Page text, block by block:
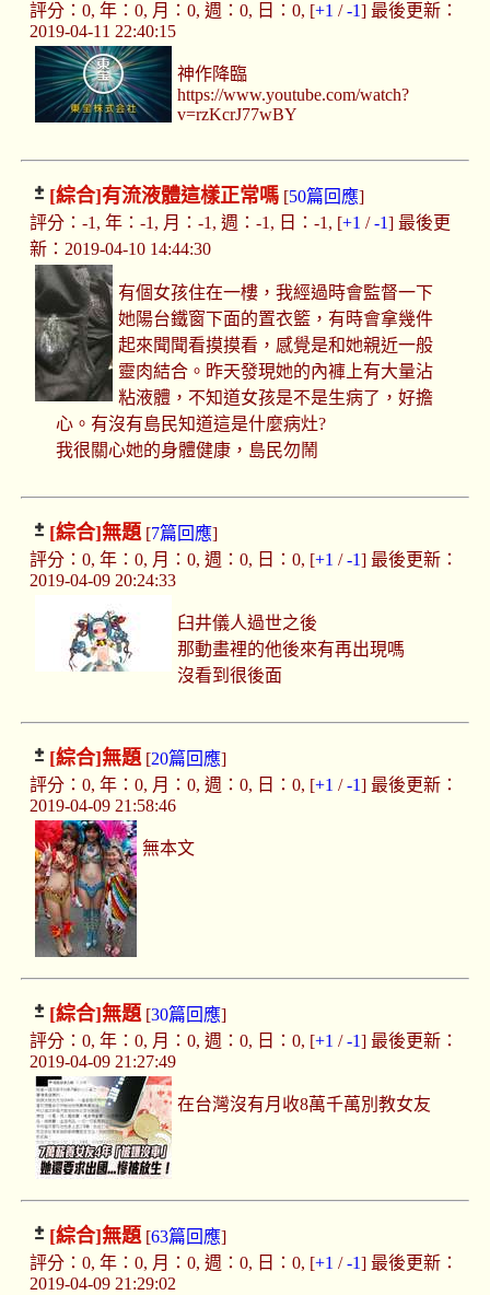
評分：0, 年：0, 月：0, 週：0, 日：0, [+1 /-1] 最後更新：
2019-04-11 22:40:15
神作降臨
https://www.youtube.com/watch?
v=rzKcrJ77wBY
[綜合]有流液體這樣正常嗎[50篇回應]
評分：-1, 年：-1, 月：-1, 週：-1, 日：-1, [+1 /-1] 最後更
新：2019-04-10 14:44:30
有個女孩住在一樓，我經過時會監督一下
她陽台鐵窗下面的置衣籃，有時會拿幾件
起來聞聞看摸摸看，感覺是和她親近一般
靈肉結合。昨天發現她的內褲上有大量沾
粘液體，不知道女孩是不是生病了，好擔
心。有沒有島民知道這是什麼病灶?
我很關心她的身體健康，島民勿鬧
[綜合]無題[7篇回應]
評分：0, 年：0, 月：0, 週：0, 日：0, [+1 /-1] 最後更新：
2019-04-09 20:24:33
臼井儀人過世之後
那動畫裡的他後來有再出現嗎
沒看到很後面
[綜合]無題[20篇回應]
評分：0, 年：0, 月：0, 週：0, 日：0, [+1 /-1] 最後更新：
2019-04-09 21:58:46
無本文
[綜合]無題[30篇回應]
評分：0, 年：0, 月：0, 週：0, 日：0, [+1 /-1] 最後更新：
2019-04-09 21:27:49
在台灣沒有月收8萬千萬別教女友
[綜合]無題[63篇回應]
評分：0, 年：0, 月：0, 週：0, 日：0, [+1 /-1] 最後更新：
2019-04-09 21:29:02